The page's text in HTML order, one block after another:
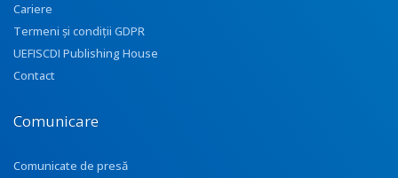
Cariere
Termeni și condiții GDPR
UEFISCDI Publishing House
Contact
Comunicare
Comunicate de presă